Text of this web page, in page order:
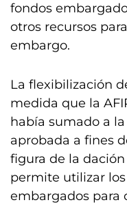
fondos
otros recursos
embargo.
La flexibilización
medida que la
había sumado a
aprobada a fines
figura de la
permite utilizar
embargados para